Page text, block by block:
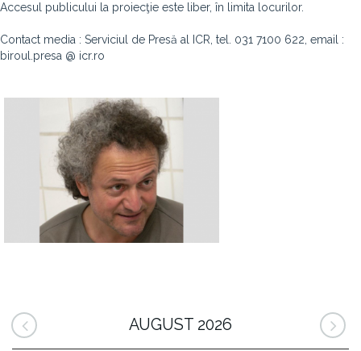
Accesul publicului la proiecţie este liber, în limita locurilor.
Contact media : Serviciul de Presă al ICR, tel. 031 7100 622, email :
biroul.presa @ icr.ro
AUGUST 2026